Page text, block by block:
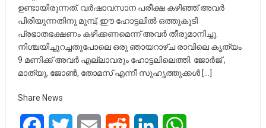
ഉണ്ടായിരുന്നത്. വർഷാവസാന പരീക്ഷ കഴിഞ്ഞ് അവർ
പിരിയുന്നതിനു മുമ്പ്, ഈ ഹോട്ടലിൽ ഒത്തുകൂടി
പ്രഭാതഭക്ഷണം കഴിക്കണമെന്ന് അവർ തീരുമാനിച്ചു.
നിശ്ചയിച്ചുറച്ചതുപോലെ ഒരു ഞായറാഴ്ച രാവിലെ കൃത്യം
9 മണിക്ക് അവർ എല്ലാവരും ഹോട്ടലിലെത്തി. ജോർജ് ,
മാത്യു, ജോൺ, തോമസ് എന്നീ സുഹൃത്തുക്കൾ […]
Share News
FacebookTwitter Email Reddit LinkedIn